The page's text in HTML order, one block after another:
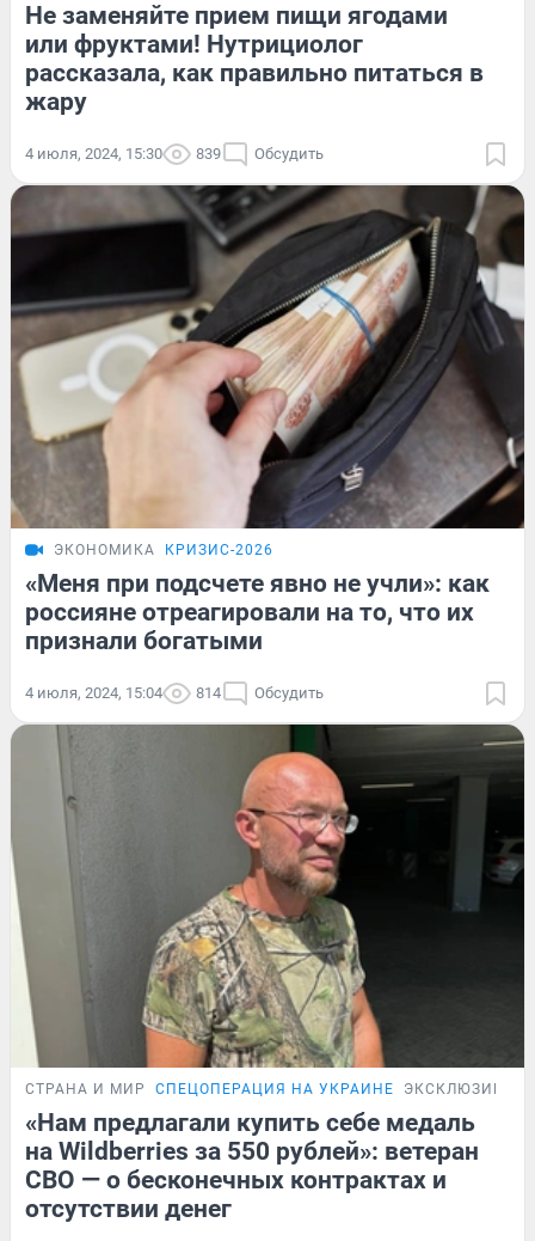
Не заменяйте прием пищи ягодами
или фруктами! Нутрициолог
рассказала, как правильно питаться в
жару
4 июля, 2024, 15:30 839 Обсудить
ЭКОНОМИКА КРИЗИС-2026
«Меня при подсчете явно не учли»: как
россияне отреагировали на то, что их
признали богатыми
4 июля, 2024, 15:04 814 Обсудить
СТРАНА И МИР СПЕЦОПЕРАЦИЯ НА УКРАИНЕ ЭКСКЛЮЗИВ
«Нам предлагали купить себе медаль
на Wildberries за 550 рублей»: ветеран
СВО — о бесконечных контрактах и
отсутствии денег